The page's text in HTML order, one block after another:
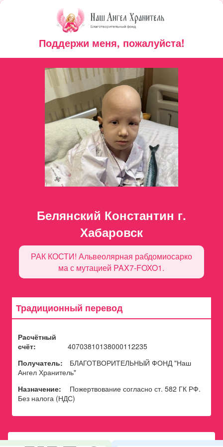
Поддержи меня, пожалуйста!
Белянский Константин г.
Хабаровск
РАК КОСТИ! Альвеолярная рабдомиосарко
ма с мутацией PAX7-FOXO1.
Традиционный перевод
Расчётный
счёт:
40703810138000112235
Получатель:
БЛАГОТВОРИТЕЛЬНЫЙ ФОНД "Наш
Ангел Хранитель"
Назначение:
Пожертвование согласно ст. 582 ГК РФ.
Без налога (НДС)